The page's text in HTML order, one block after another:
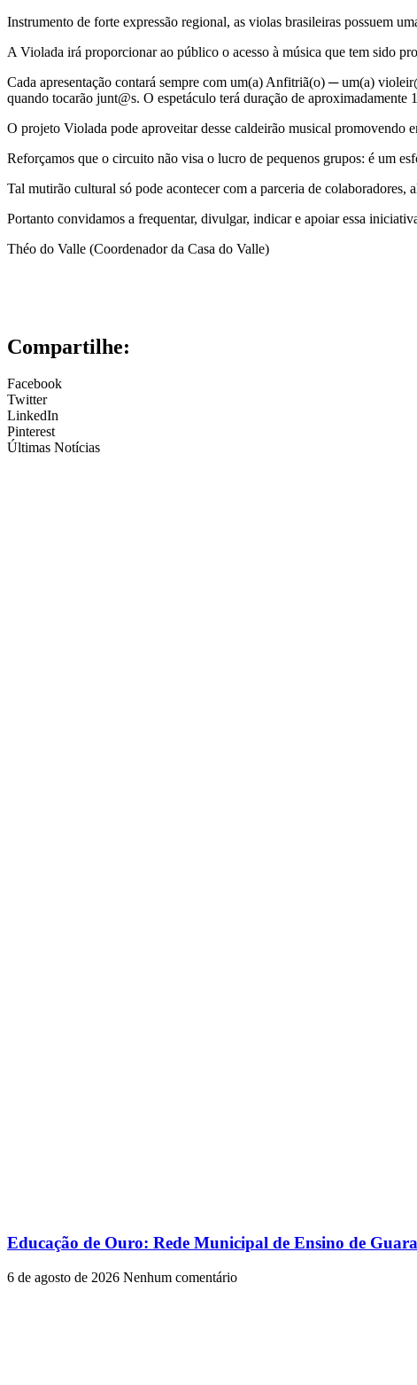
Instrumento de forte expressão regional, as violas brasileiras possuem
A Violada irá proporcionar ao público o acesso à música que tem sido
Cada apresentação contará sempre com um(a) Anfitriã(o) ─ um(a)
quando tocarão junt@s. O espetáculo terá duração de
O projeto Violada pode aproveitar desse caldeirão musical promovendo
Reforçamos que o circuito não visa o lucro de pequenos grupos: é um
Tal mutirão cultural só pode acontecer com a parceria de
Portanto convidamos a frequentar, divulgar, indicar e apoiar essa
Théo do Valle (Coordenador da Casa do Valle)
Compartilhe:
Facebook
Twitter
LinkedIn
Pinterest
Últimas Notícias
Educação de Ouro: Rede Municipal de Ensino de
6 de agosto de 2026 Nenhum comentário